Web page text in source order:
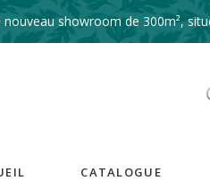
nouveau showroom de 300m²,
CATALOGUE